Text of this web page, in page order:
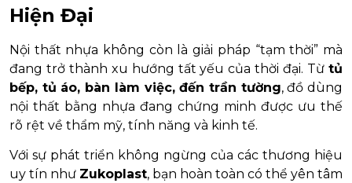
Hiện Đại
Nội thất nhựa không còn là giải pháp “tạm thời” mà
đang trở thành xu hướng tất yếu của thời đại. Từ tủ
bếp, tủ áo, bàn làm việc, đến trần tường, đồ dùng
nội thất bằng nhựa đang chứng minh được ưu thế
rõ rệt về thẩm mỹ, tính năng và kinh tế.
Với sự phát triển không ngừng của các thương hiệu
uy tín như Zukoplast, bạn hoàn toàn có thể yên tâm